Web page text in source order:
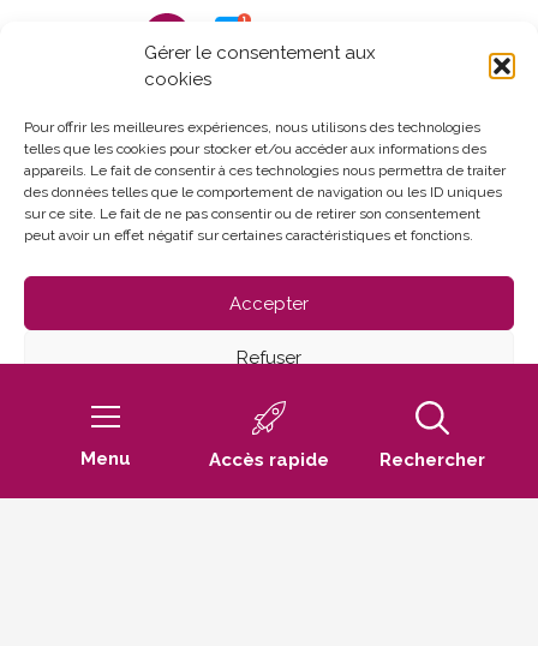
Gérer le consentement aux
cookies
Pour offrir les meilleures expériences, nous utilisons des technologies
telles que les cookies pour stocker et/ou accéder aux informations des
appareils. Le fait de consentir à ces technologies nous permettra de traiter
des données telles que le comportement de navigation ou les ID uniques
sur ce site. Le fait de ne pas consentir ou de retirer son consentement
peut avoir un effet négatif sur certaines caractéristiques et fonctions.
Accepter
Refuser
Voir les préférences
Politique de cookies
Défilez
Du lundi au vendredi
de 8h30 à 12h et de 13h30 à 17h30
Menu Accès rapide Rechercher
Mentions Légales
Politique de cookies (UE)